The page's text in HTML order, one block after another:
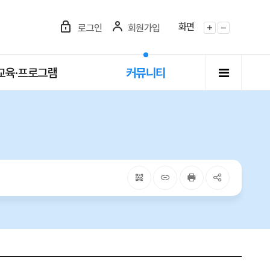
로그인 회원가입
화면
화면확대화면축소
육·프로그램 커뮤니티 전체메
QRcode 주소복사프린터